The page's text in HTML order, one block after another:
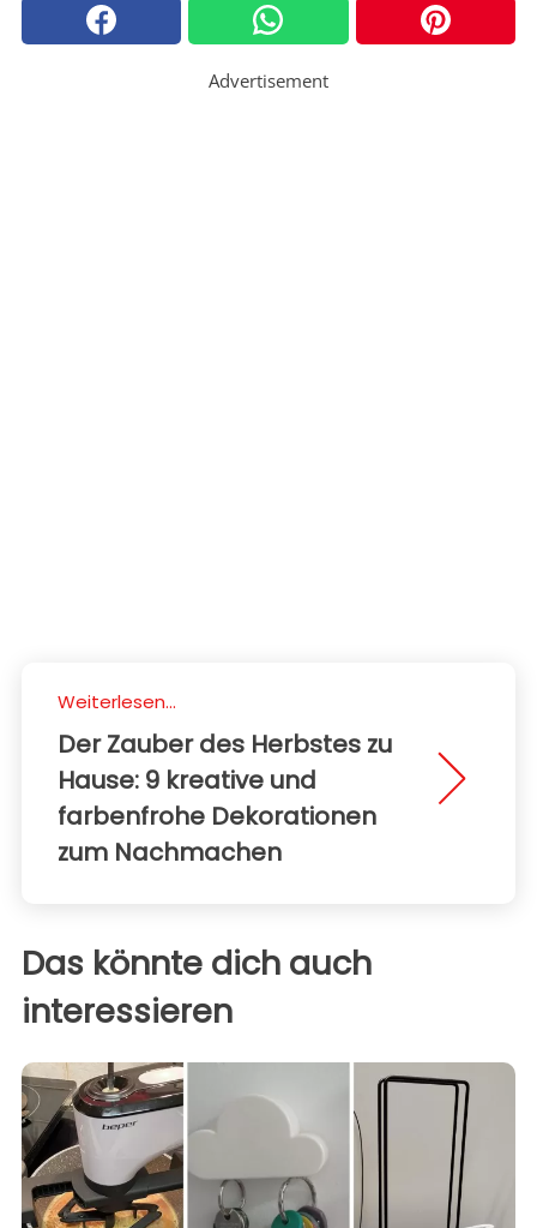
Advertisement
Weiterlesen...
Der Zauber des Herbstes zu
Hause: 9 kreative und
farbenfrohe Dekorationen
zum Nachmachen
Das könnte dich auch
interessieren